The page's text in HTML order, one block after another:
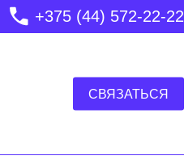
+375 (44) 572-22-22
СВЯЗАТЬСЯ